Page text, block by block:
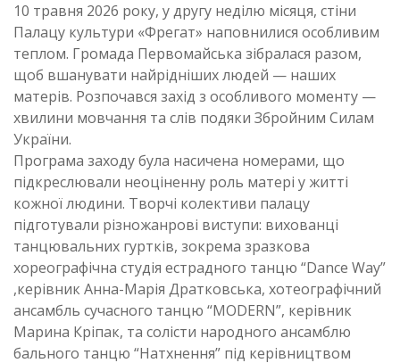
10 травня 2026 року, у другу неділю місяця, стіни
Палацу культури «Фрегат» наповнилися особливим
теплом. Громада Первомайська зібралася разом,
щоб вшанувати найрідніших людей — наших
матерів. Розпочався захід з особливого моменту —
хвилини мовчання та слів подяки Збройним Силам
України.
Програма заходу була насичена номерами, що
підкреслювали неоціненну роль матері у житті
кожної людини. Творчі колективи палацу
підготували різножанрові виступи: вихованці
танцювальних гуртків, зокрема зразкова
хореографічна студія естрадного танцю “Dance Way”
,керівник Анна-Марія Дратковська, хотеографічний
ансамбль сучасного танцю “MODERN”, керівник
Марина Кріпак, та солісти народного ансамблю
бального танцю “Натхнення” під керівництвом